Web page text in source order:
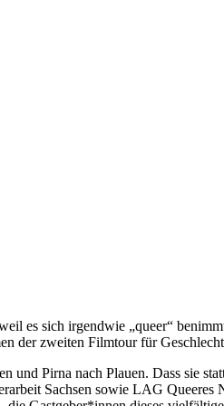
es sich irgendwie „queer“
der zweiten Filmtour für
Pirna nach Plauen. Dass sie
Sachsen sowie LAG